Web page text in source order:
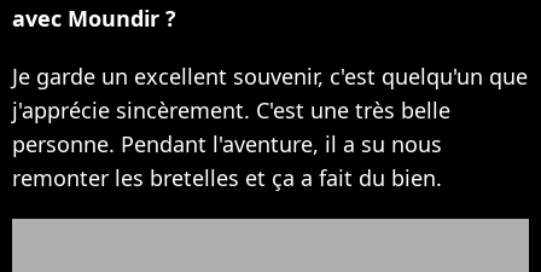
avec Moundir ?
Je garde un excellent souvenir, c'est quelqu'un que
j'apprécie sincèrement. C'est une très belle
personne. Pendant l'aventure, il a su nous
remonter les bretelles et ça a fait du bien.